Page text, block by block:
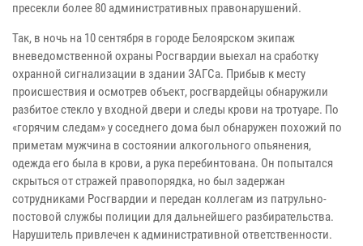
пресекли более 80 административных правонарушений.
Так, в ночь на 10 сентября в городе Белоярском экипаж
вневедомственной охраны Росгвардии выехал на сработку
охранной сигнализации в здании ЗАГСа. Прибыв к месту
происшествия и осмотрев объект, росгвардейцы обнаружили
разбитое стекло у входной двери и следы крови на тротуаре. По
«горячим следам» у соседнего дома был обнаружен похожий по
приметам мужчина в состоянии алкогольного опьянения,
одежда его была в крови, а рука перебинтована. Он попытался
скрыться от стражей правопорядка, но был задержан
сотрудниками Росгвардии и передан коллегам из патрульно-
постовой службы полиции для дальнейшего разбирательства.
Нарушитель привлечен к административной ответственности.